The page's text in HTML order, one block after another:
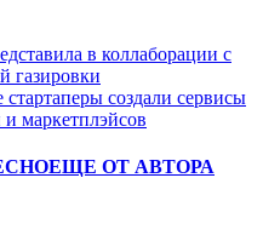
в коллаборации с
газировки
стартаперы создали сервисы
маркетплэйсов
ЕЩЕ ОТ АВТОРА